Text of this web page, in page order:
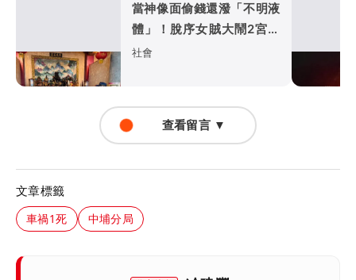
當神像面偷錢還潑「不明液
體」！脫序女賊大鬧2宮廟
遭逮
社會
查看留言 ▼
文章標籤
車禍1死 中埔分局